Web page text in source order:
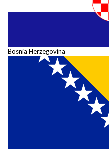
Bosnia Herzegovina